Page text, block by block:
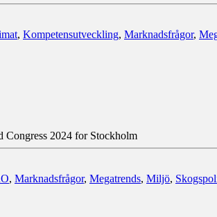
, Kompetensutveckling, Marknadsfrågor,
Congress 2024 for Stockholm
, Marknadsfrågor, Megatrends, Miljö,